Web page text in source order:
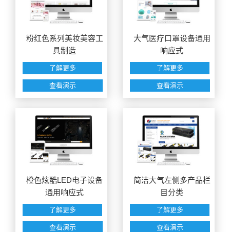
粉红色系列美妆美容工
具制造
了解更多
查看演示
大气医疗口罩设备通用
响应式
了解更多
查看演示
橙色炫酷LED电子设备
通用响应式
了解更多
查看演示
简洁大气左侧多产品栏
目分类
了解更多
查看演示